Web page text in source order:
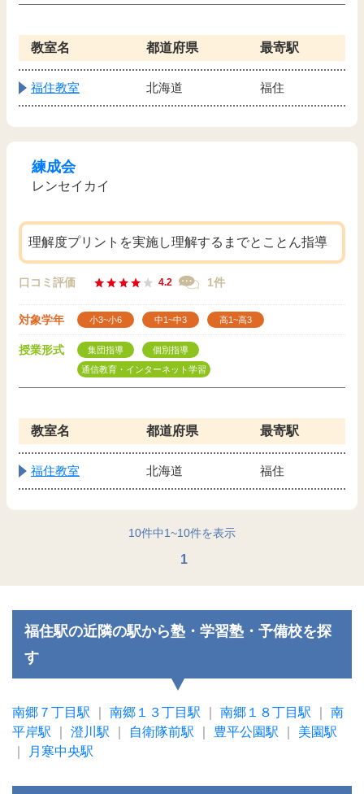
教室名 都道府県 最寄駅
福住教室 北海道 福住
練成会
レンセイカイ
理解度プリントを実施し理解するまでとことん指導
口コミ評価 4.2 1件
対象学年 小3~小6 中1~中3 高1~高3
授業形式 集団指導
個別指導
通信教育・インターネット学習
教室名 都道府県 最寄駅
福住教室 北海道 福住
10件中1~10件を表示
1
福住駅の近隣の駅から塾・学習塾・予備校を探
す
南郷７丁目駅 南郷１３丁目駅 南郷１８丁目駅
南
平岸駅
澄川駅 自衛隊前駅 豊平公園駅
美園駅
月寒中央駅